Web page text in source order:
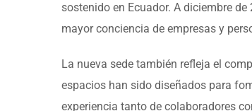
sostenido en Ecuador. A diciembre
mayor conciencia de empresas y
La nueva sede también refleja el
espacios han sido diseñados para
experiencia tanto de colaboradores